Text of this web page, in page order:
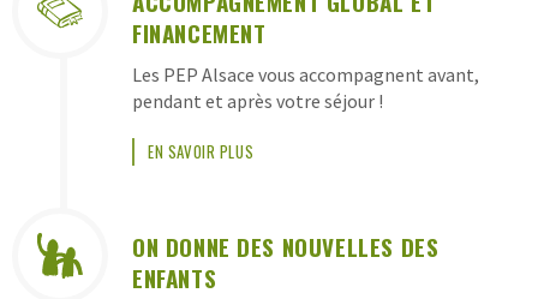
FINANCEMENT
Les PEP Alsace vous accompagnent avant,
pendant et après votre séjour !
EN SAVOIR PLUS
ON DONNE DES NOUVELLES DES
ENFANTS